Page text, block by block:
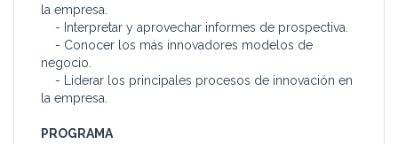
la empresa.
- Interpretar y aprovechar informes de prospectiva.
- Conocer los más innovadores modelos de
negocio.
- Liderar los principales procesos de innovación en
la empresa.
PROGRAMA